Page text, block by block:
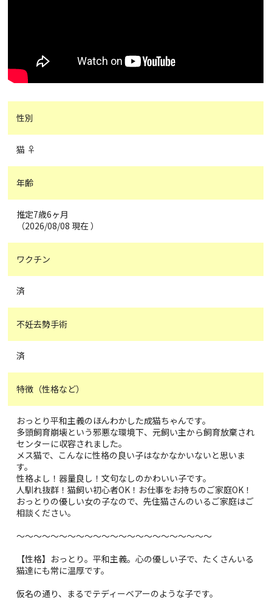
性別
猫 ♀
年齢
推定7歳6ヶ月
（2026/08/08 現在 ）
ワクチン
済
不妊去勢手術
済
特徴（性格など）
おっとり平和主義のほんわかした成猫ちゃんです。
多頭飼育崩壊という邪悪な環境下、元飼い主から飼育放棄され
センターに収容されました。
メス猫で、こんなに性格の良い子はなかなかいないと思いま
す。
性格よし！器量良し！文句なしのかわいい子です。
人馴れ抜群！猫飼い初心者OK！お仕事をお持ちのご家庭OK！
おっとりの優しい女の子なので、先住猫さんのいるご家庭はご
相談ください。
～～～～～～～～～～～～～～～～～～～～～～～
【性格】おっとり。平和主義。心の優しい子で、たくさんいる
猫達にも常に温厚です。
仮名の通り、まるでテディーベアーのような子です。